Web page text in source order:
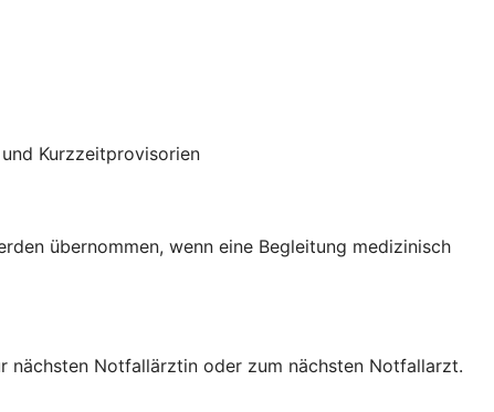
Kurzzeitprovisorien
übernommen, wenn eine Begleitung medizinisch
nächsten Notfallärztin oder zum nächsten Notfallarzt.